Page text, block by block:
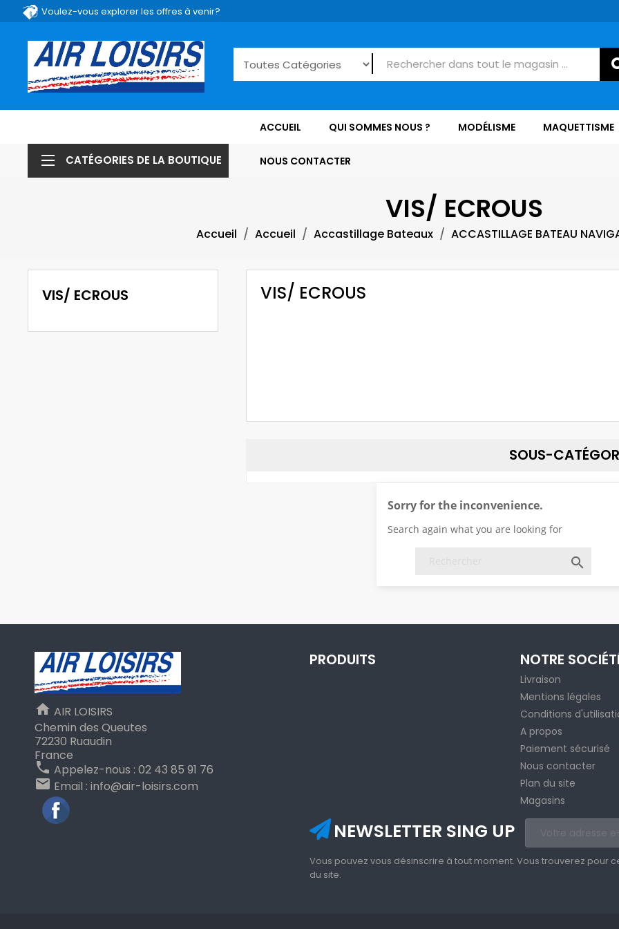
Voulez-vous explorer les offres à venir?
ACCUEIL QUI SOMMES NOUS ? MODÉLISME MAQUETTISME
NOUS CONTACTER
CATÉGORIES DE LA BOUTIQUE
VIS/ ECROUS
Accueil Accueil Accastillage Bateaux ACCASTILLAGE BATEAU
VIS/ ECROUS VIS/ ECROUS
SOUS-
Sorry for the inconvenience.
Search again what you are looking for

home AIR LOISIRS
Chemin des Queutes
72230 Ruaudin
France
phone Appelez-nous : 02 43 85 91 76
email Email : info@air-loisirs.com
PRODUITS NOTRE
Livraison
Mentions légales
Conditions
A propos
Paiement sécurisé
Nous contacter
Plan du site
Magasins
NEWSLETTER SING UP
Vous pouvez vous désinscrire à tout moment. Vous trouverez
du site.